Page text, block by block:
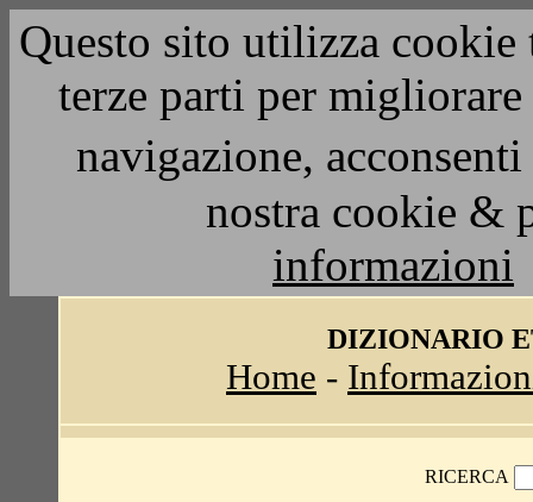
Questo sito utilizza
terze parti per
navigazione,
nostra cookie &
informazioni
DIZIONARIO
Home -
RICERCA